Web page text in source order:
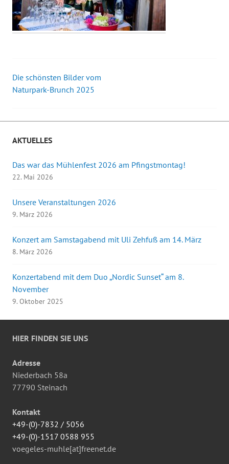
Beitrags-
Die schönsten Bilder vom
Naturpark-Brunch 2025
AKTUELLES
Das war das Mühlenfest 2026 am Pfingstmontag!
22. Mai 2026
Unsere Veranstaltungen 2026
9. März 2026
Konzert am Samstagabend mit Uli Zehfuß am 14. März
8. März 2026
Konzertabend mit dem Duo „Nordic Sunset“ am 8.
November
9. Oktober 2025
HIER FINDEN SIE UNS
Adresse
Niederbach 58a
77790 Steinach
Kontakt
+49-(0)-7832 / 5056
+49-(0)-1517 0588 955
voegeles-muhle[at]freenet.de